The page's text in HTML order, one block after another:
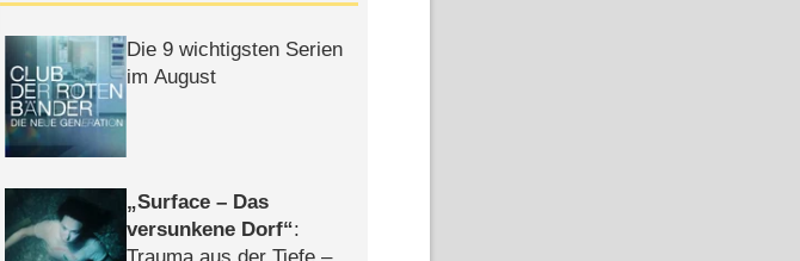
Die 9 wichtigsten Serien
im August
Surface – Das
versunkene Dorf :
Trauma aus der Tiefe –